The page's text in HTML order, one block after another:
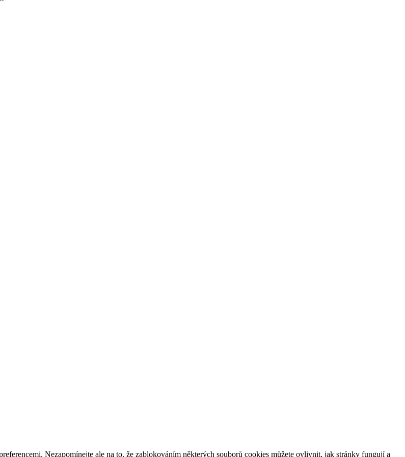
Nezapomínejte ale na to, že zablokováním některých souborů cookies můžete ovlivnit, jak stránky fungují a